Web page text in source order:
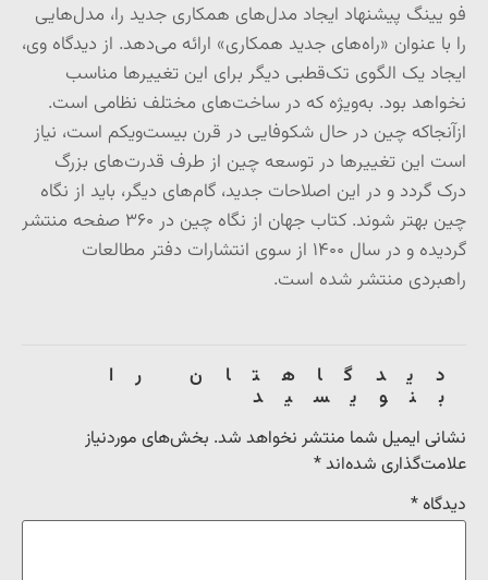
فو یینگ پیشنهاد ایجاد مدل‌های همکاری جدید را، مدل‌هایی
را با عنوان «راه‌های جدید همکاری» ارائه می‌دهد. از دیدگاه وی،
ایجاد یک الگوی تک‌قطبی دیگر برای این تغییرها مناسب
نخواهد بود. به‌ویژه که در ساخت‌های مختلف نظامی است.
ازآنجاکه چین در حال شکوفایی در قرن بیست‌ویکم است، نیاز
است این تغییرها در توسعه چین از طرف قدرت‌های بزرگ
درک گردد و در این اصلاحات جدید، گام‌های دیگر، باید از نگاه
چین بهتر شوند. کتاب جهان از نگاه چین در ۳۶۰ صفحه منتشر
گردیده و در سال ۱۴۰۰ از سوی انتشارات دفتر مطالعات
راهبردی منتشر شده است.
دیدگاهتان را
بنویسید
نشانی ایمیل شما منتشر نخواهد شد. بخش‌های موردنیاز
علامت‌گذاری شده‌اند*
دیدگاه*